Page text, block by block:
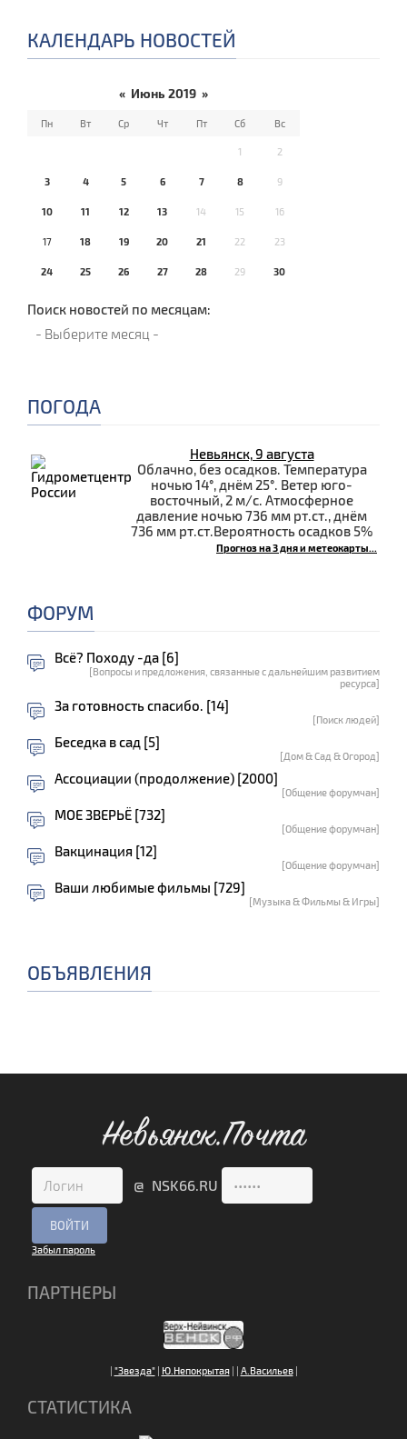
КАЛЕНДАРЬ НОВОСТЕЙ
« Июнь 2019 »
Пн Вт Ср Чт Пт Сб Вс
1 2
3 4 5 6 7 8 9
10 11 12 13 14 15 16
17 18 19 20 21 22 23
24 25 26 27 28 29 30
Поиск новостей по месяцам:
ПОГОДА
Невьянск, 9 августа
Облачно, без осадков. Температура
ночью 14°, днём 25°. Ветер юго-
восточный, 2 м/с. Атмосферное
давление ночью 736 мм рт.ст., днём
736 мм рт.ст.Вероятность осадков 5%
Прогноз на 3 дня и метеокарты...
ФОРУМ
Всё? Походу -да [6]
[Вопросы и предложения, связанные с дальнейшим развитием
ресурса]
За готовность спасибо. [14]
[Поиск людей]
Беседка в сад [5]
[Дом & Сад & Огород]
Ассоциации (продолжение) [2000]
[Общение форумчан]
МОЕ ЗВЕРЬЁ [732]
[Общение форумчан]
Вакцинация [12]
[Общение форумчан]
Ваши любимые фильмы [729]
[Музыка & Фильмы & Игры]
ОБЪЯВЛЕНИЯ
Невьянск.Почта
@ NSK66.RU
Забыл пароль
ПАРТНЕРЫ
| "Звезда"| Ю.Непокрытая| | А.Васильев|
СТАТИСТИКА